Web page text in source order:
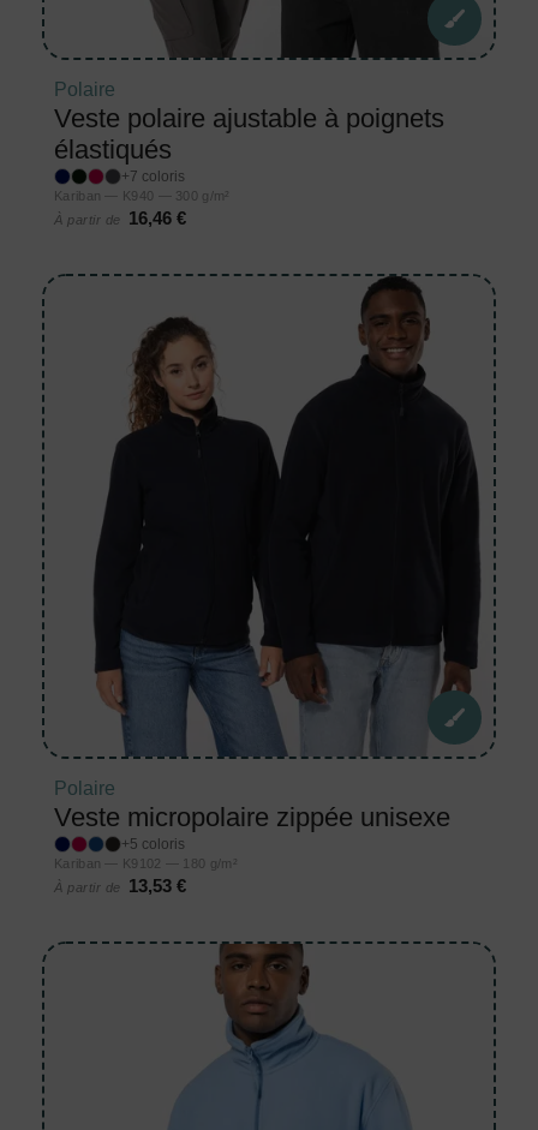
Polaire
Veste polaire ajustable à poignets
élastiqués
+7 coloris
Kariban — K940 — 300 g/m²
À partir de
16,46 €
Polaire
Veste micropolaire zippée unisexe
+5 coloris
Kariban — K9102 — 180 g/m²
À partir de
13,53 €